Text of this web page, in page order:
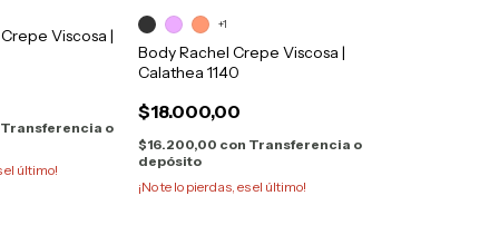
Viscosa |
Transferencia o
el último!
Body Rachel Crepe Viscosa |
Calathea 1140
$18.000,00
$16.200,00 con Transferencia o
depósito
¡No te lo pierdas, es el último!
+1